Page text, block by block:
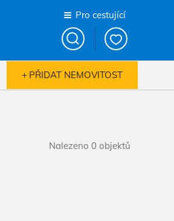
Nalezeno 0 objektů
Pro cestující
PŘIDAT NEMOVITOST